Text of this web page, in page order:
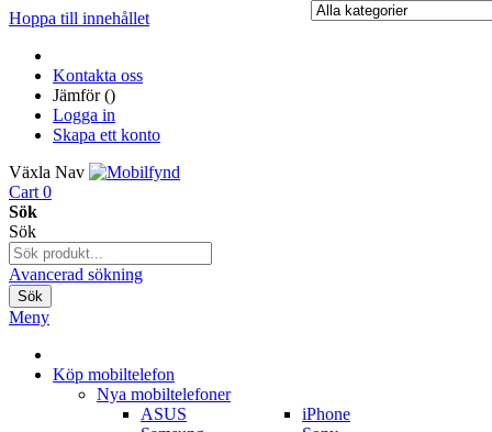
Hoppa till innehållet
Kontakta oss
Jämför ()
Logga in
Skapa ett konto
Växla Nav
Cart 0
Sök
Sök
Avancerad sökning
Sök
Meny
Köp mobiltelefon
Nya mobiltelefoner
ASUS
iPhone